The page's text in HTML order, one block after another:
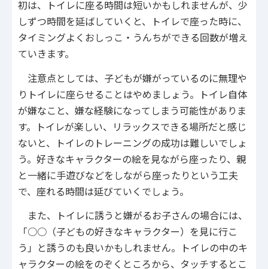
初は、トイレに座る時間は短いかもしれませんが、少
しずつ時間を延ばしていくと、トイレで座った時に、
タイミングよくおしっこ・うんちができる回数が増え
ていきます。
注意点としては、子どもが嫌がっているのに無理や
りトイレに座らせることはやめましょう。トイレ自体
が嫌なこと、嫌な経験になってしまう可能性がありま
す。トイレが楽しい、リラックスできる場所だと感じ
ないと、トイレのトレーニングの成功は難しいでしょ
う。好きなキャラクターの絵を見ながら座ったり、親
と一緒に手遊びなどをしながら座ったりという工夫
で、座れる時間は延びていくでしょう。
また、トイレに誘うと嫌がるお子さんの場合には、
「○○（子どもの好きなキャラクター）を見に行こ
う」と誘うのも良いかもしれません。トイレの中のキ
ャラクターの絵をのぞくところから、タッチするとこ